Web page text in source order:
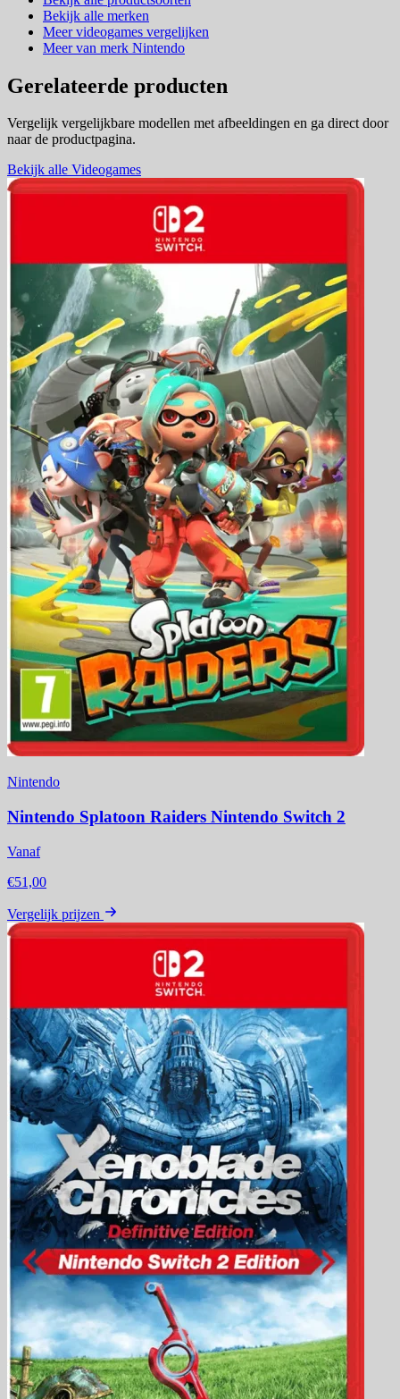
Bekijk alle merken
Meer videogames vergelijken
Meer van merk Nintendo
Gerelateerde producten
Vergelijk vergelijkbare modellen met afbeeldingen en ga direct door
naar de productpagina.
Bekijk alle Videogames
Nintendo
Nintendo Splatoon Raiders Nintendo Switch 2
Vanaf
€51,00
Vergelijk prijzen